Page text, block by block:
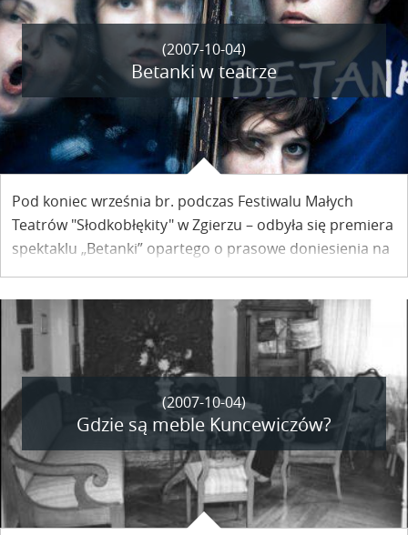
(2007-10-04)
Betanki w teatrze
Pod koniec września br. podczas Festiwalu Małych
Teatrów "Słodkobłękity" w Zgierzu – odbyła się premiera
spektaklu „Betanki” opartego o prasowe doniesienia na
temat sytuacji w kazimierskim klasztorze betanek.
Spektakl autorski w dziewięciu scenach z dwoma
zakończeniami w reżyserii Przemka Wiśniewskiego
przygotował Teatr Kreatury z Gorzowa Wielkopolskiego.
(2007-10-04)
Gdzie są meble Kuncewiczów?